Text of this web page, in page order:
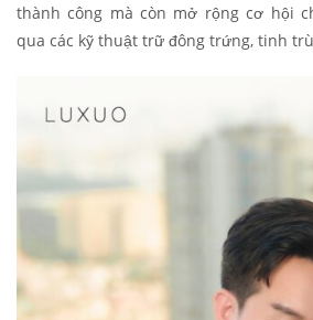
thành công mà còn mở rộng cơ hội
qua các kỹ thuật trữ đông trứng, tinh